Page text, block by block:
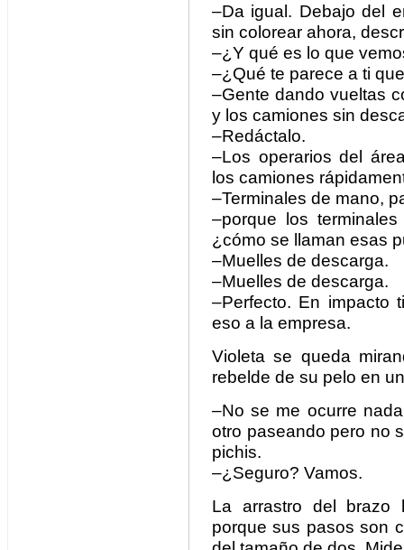
–Da igual. Debajo del
sin colorear ahora,
–¿Y qué es lo que
–¿Qué te parece a ti
–Gente dando vueltas
y los camiones sin
–Redáctalo.
–Los operarios del
los camiones
–Terminales de mano,
–porque los
¿cómo se llaman esas
–Muelles de descarga.
–Muelles de descarga.
–Perfecto. En impacto
eso a la empresa.
Violeta se queda
rebelde de su pelo en
–No se me ocurre
otro paseando pero no
pichis.
–¿Seguro? Vamos.
La arrastro del brazo
porque sus pasos son